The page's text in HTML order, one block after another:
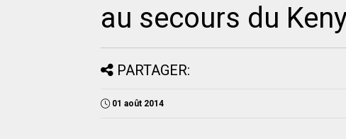
au secours du
PARTAGER:
01 août 2014